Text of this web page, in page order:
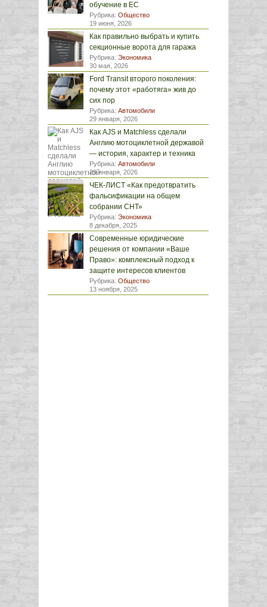
обучение в ЕС
Рубрика: Общество
19 июня, 2026
Как правильно выбрать и купить
секционные ворота для гаража
Рубрика: Экономика
30 мая, 2026
Ford Transit второго поколения:
почему этот «работяга» жив до
сих пор
Рубрика: Автомобили
29 января, 2026
Как AJS и Matchless сделали
Англию мотоциклетной державой
— история, характер и техника
Рубрика: Автомобили
29 января, 2026
ЧЕК-ЛИСТ «Как предотвратить
фальсификации на общем
собрании СНТ»
Рубрика: Экономика
8 декабря, 2025
Современные юридические
решения от компании «Ваше
Право»: комплексный подход к
защите интересов клиентов
Рубрика: Общество
13 ноября, 2025